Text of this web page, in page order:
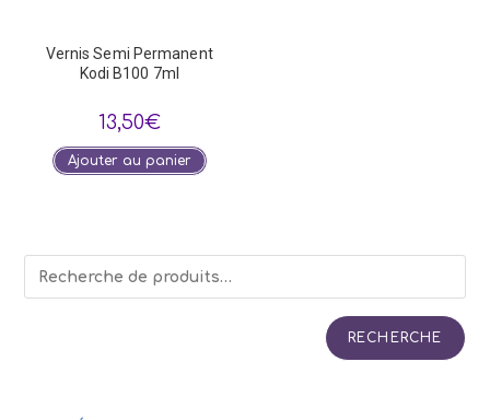
Vernis Semi Permanent
Kodi B100 7ml
13,50€
Ajouter au panier
RECHERCHE